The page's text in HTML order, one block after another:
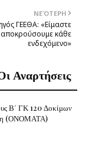
ΝΕΌΤΕΡΗ
ΓΕΕΘΑ: «Είμαστε
αποκρούσουμε κάθε
ενδεχόμενο»
Αναρτήσεις
Β΄ ΓΚ 120 Δοκίμων
(ΟΝΟΜΑΤΑ)